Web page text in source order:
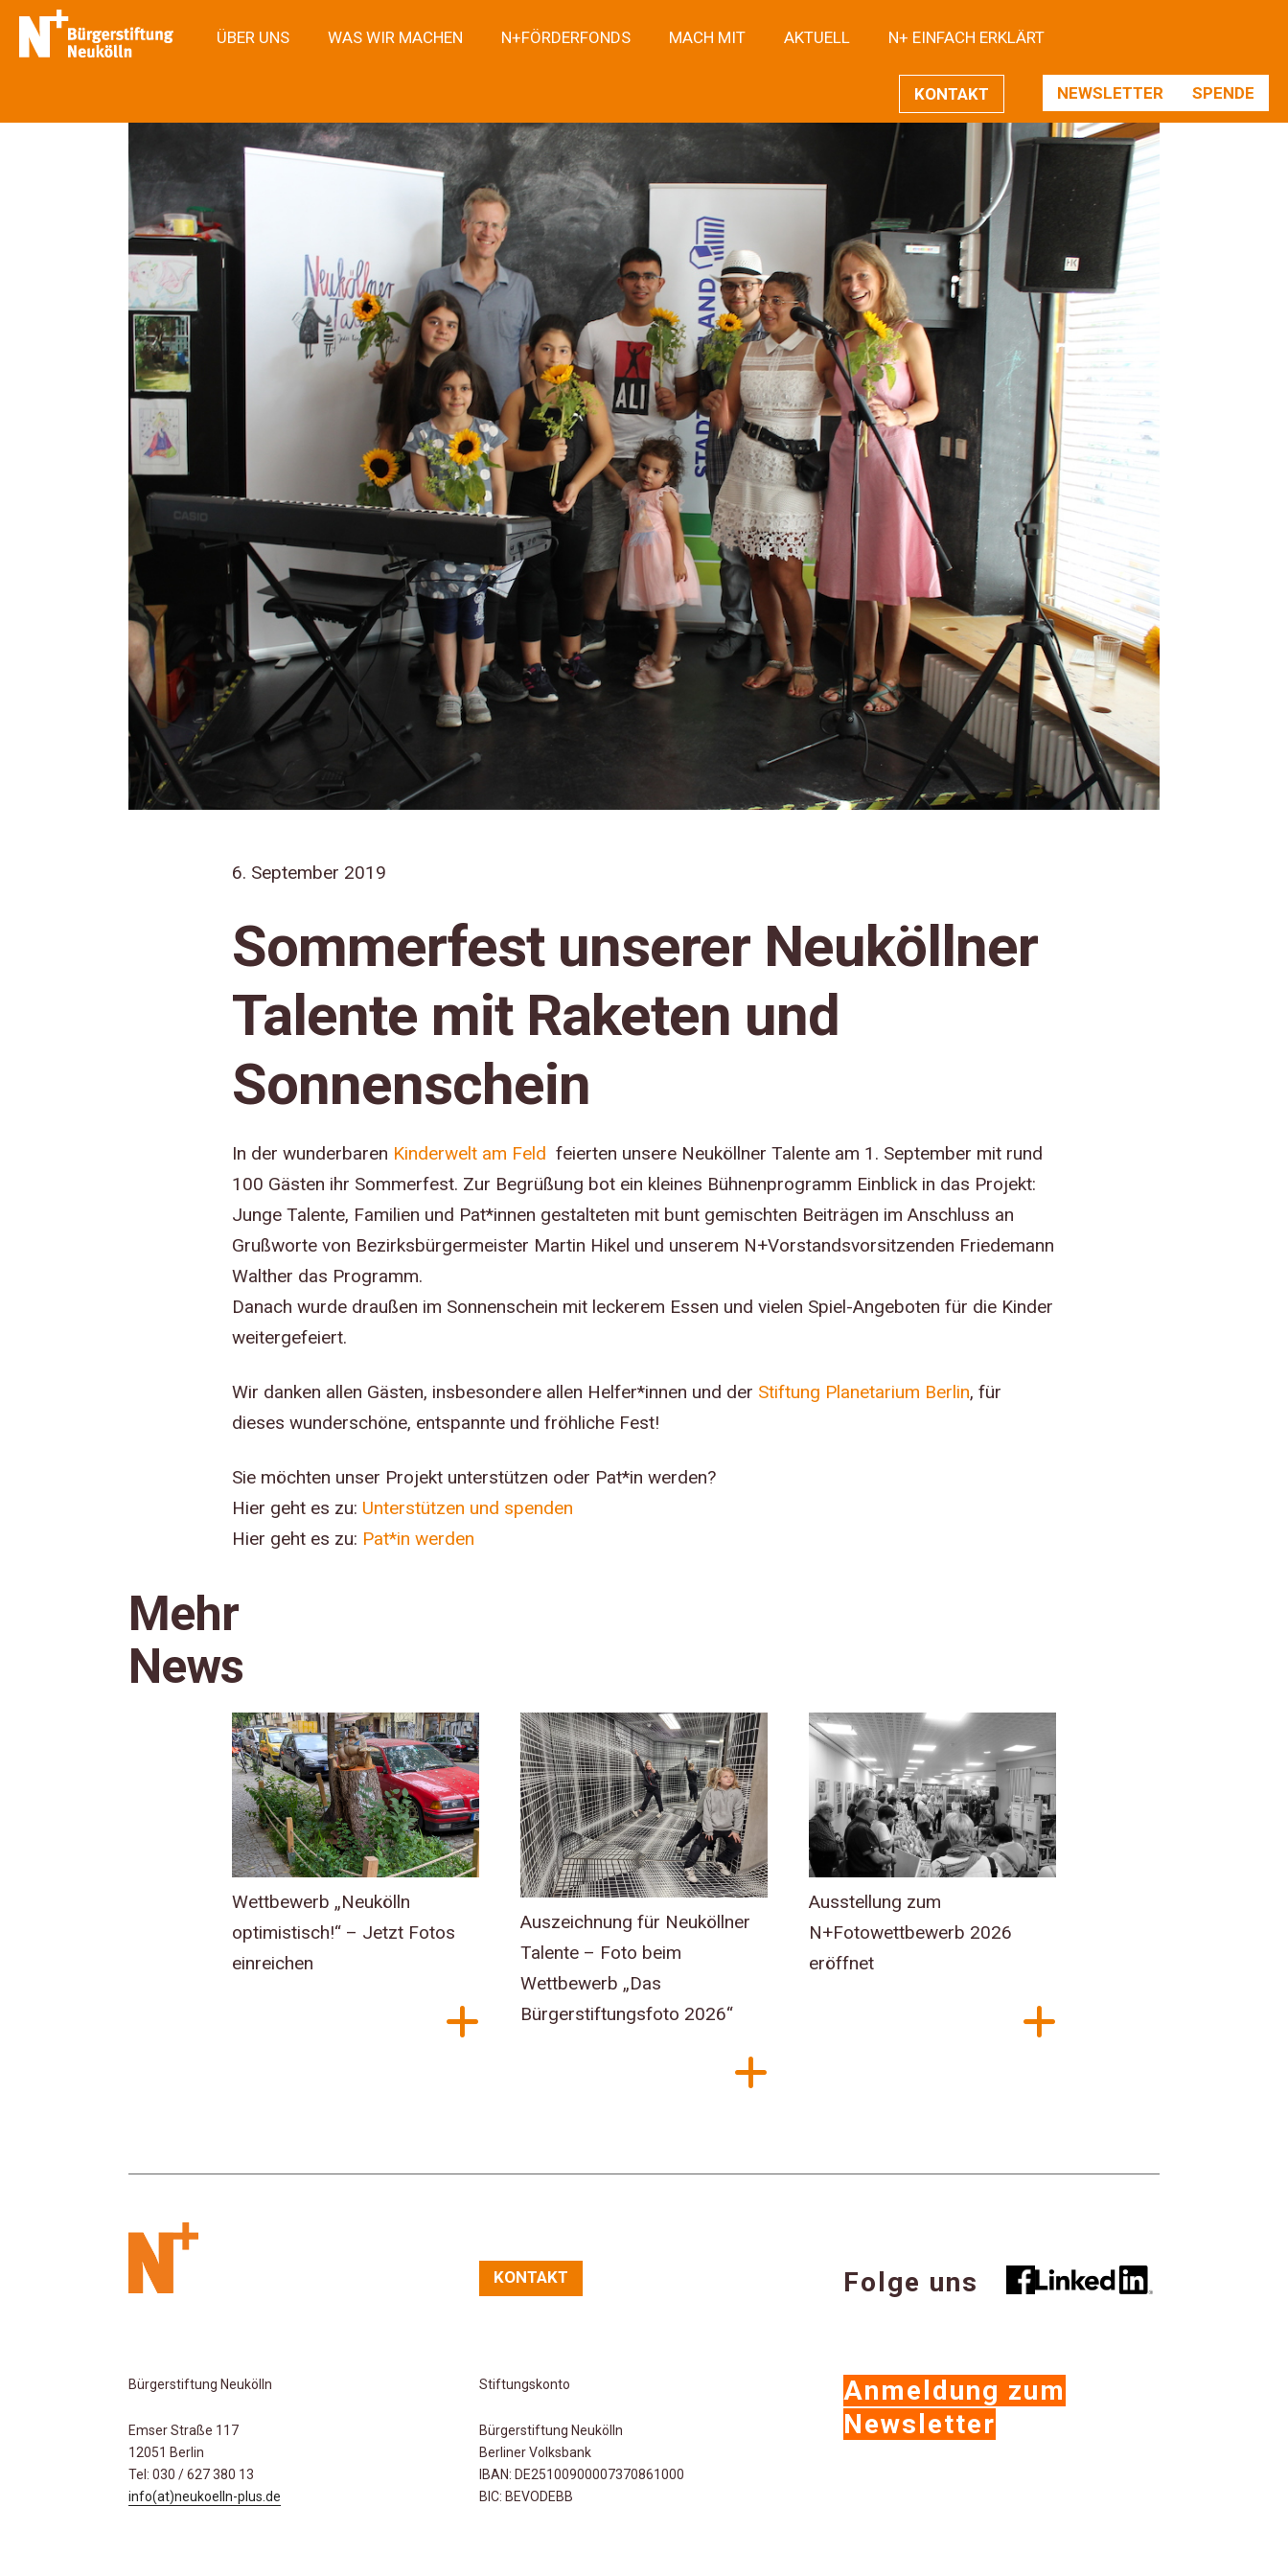
ÜBER UNS WAS WIR MACHEN N+FÖRDERFONDS MACH MIT AKTUELL N+ EINFACH ERKLÄRT
KONTAKT NEWSLETTER SPENDE
6. September 2019
Sommerfest unserer Neuköllner
Talente mit Raketen und
Sonnenschein
In der wunderbaren Kinderwelt am Feld feierten unsere Neuköllner Talente am 1. September mit rund
100 Gästen ihr Sommerfest. Zur Begrüßung bot ein kleines Bühnenprogramm Einblick in das Projekt:
Junge Talente, Familien und Pat*innen gestalteten mit bunt gemischten Beiträgen im Anschluss an
Grußworte von Bezirksbürgermeister Martin Hikel und unserem N+Vorstandsvorsitzenden Friedemann
Walther das Programm.
Danach wurde draußen im Sonnenschein mit leckerem Essen und vielen Spiel-Angeboten für die Kinder
weitergefeiert.
Wir danken allen Gästen, insbesondere allen Helfer*innen und der Stiftung Planetarium Berlin, für
dieses wunderschöne, entspannte und fröhliche Fest!
Sie möchten unser Projekt unterstützen oder Pat*in werden?
Hier geht es zu: Unterstützen und spenden
Hier geht es zu: Pat*in werden
Mehr
News
Wettbewerb „Neukölln
optimistisch!“ – Jetzt Fotos
einreichen
Auszeichnung für Neuköllner
Talente – Foto beim
Wettbewerb „Das
Bürgerstiftungsfoto 2026“
Ausstellung zum
N+Fotowettbewerb 2026
eröffnet
KONTAKT Folge uns
Bürgerstiftung Neukölln
Emser Straße 117
12051 Berlin
Tel: 030 / 627 380 13
info(at)neukoelln-plus.de
Stiftungskonto
Bürgerstiftung Neukölln
Berliner Volksbank
IBAN: DE25100900007370861000
BIC: BEVODEBB
Anmeldung zum
Newsletter